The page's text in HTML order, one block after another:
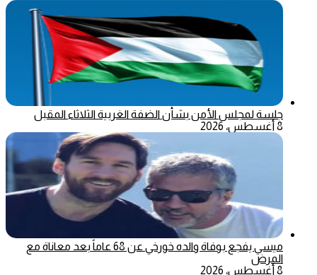
جلسة لمجلس الأمن بشأن الضفة الغربية الثلاثاء المقبل
8 أغسطس، 2026
ميسي يفجع بوفاة والده خورخي عن 68 عاماً بعد معاناة مع
المرض
8 أغسطس، 2026